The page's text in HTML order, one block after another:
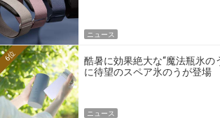
ニュース
酷暑に効果絶大な“魔法瓶氷の
に待望のスペア氷のうが登場
6位
ニュース